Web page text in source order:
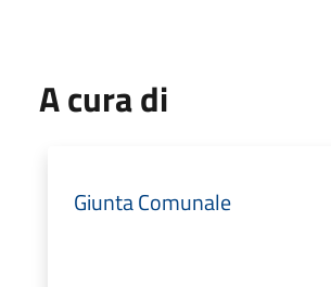
A cura di
Giunta Comunale